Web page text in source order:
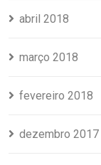
abril 2018
março 2018
fevereiro 2018
dezembro 2017